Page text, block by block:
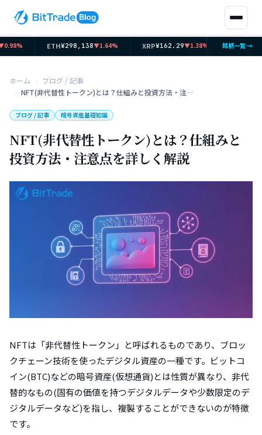
ETH¥298,138 ▼1.64% XRP¥162.29 ▼1.38% SOL¥11,977
銘柄一覧 →
ホーム
ブログ / 記事
NFT(非代替性トークン)とは？仕組みと投資方法・注意点を詳しく解説
ブログ / 記事 暗号資産基礎知識
NFT(非代替性トークン)とは？仕組みと
投資方法・注意点を詳しく解説
NFTは「非代替性トークン」と呼ばれるものであり、ブロッ
クチェーン技術を使ったデジタル資産の一種です。ビットコ
イン(BTC)などの暗号資産(仮想通貨)とは性質が異なり、非代
替的なもの(固有の価値を持つデジタルデータや少数限定のデ
ジタルデータなど)を指し、複製することができないのが特徴
です。